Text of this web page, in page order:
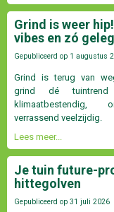
Grind is weer
vibes en zó
Gepubliceerd op 1 augustus
Grind is terug van
grind dé
klimaatbestendig,
verrassend veelzijdig.
Lees meer...
Je tuin future-
hittegolven
Gepubliceerd op 31 juli 2026